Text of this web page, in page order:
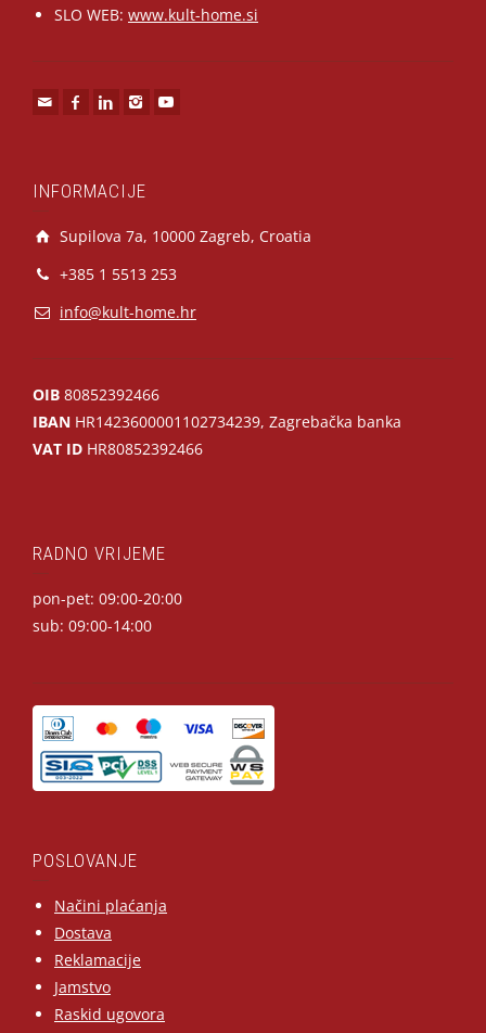
SLO WEB: www.kult-home.si
INFORMACIJE
Supilova 7a, 10000 Zagreb, Croatia
+385 1 5513 253
info@kult-home.hr
OIB 80852392466
IBAN HR1423600001102734239, Zagrebačka banka
VAT ID HR80852392466
RADNO VRIJEME
pon-pet: 09:00-20:00
sub: 09:00-14:00
POSLOVANJE
Načini plaćanja
Dostava
Reklamacije
Jamstvo
Raskid ugovora